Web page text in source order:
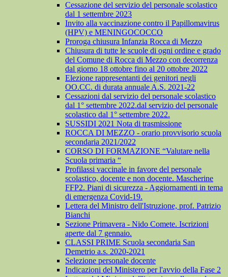
Cessazione del servizio del personale scolastico
dal 1 settembre 2023
Invito alla vaccinazione contro il Papillomavirus
(HPV) e MENINGOCOCCO
Proroga chiusura Infanzia Rocca di Mezzo
Chiusura di tutte le scuole di ogni ordine e grado
del Comune di Rocca di Mezzo con decorrenza
dal giorno 18 ottobre fino al 20 ottobre 2022
Elezione rappresentanti dei genitori negli
OO.CC. di durata annuale A.S. 2021-22
Cessazioni dal servizio del personale scolastico
dal 1° settembre 2022.dal servizio del personale
scolastico dal 1° settembre 2022.
SUSSIDI 2021 Nota di trasmissione
ROCCA DI MEZZO - orario provvisorio scuola
secondaria 2021/2022
CORSO DI FORMAZIONE “Valutare nella
Scuola primaria “
Profilassi vaccinale in favore del personale
scolastico, docente e non docente. Mascherine
FFP2. Piani di sicurezza - Aggiornamenti in tema
di emergenza Covid-19.
Lettera del Ministro dell'Istruzione, prof. Patrizio
Bianchi
Sezione Primavera - Nido Comete. Iscrizioni
aperte dal 7 gennaio.
CLASSI PRIME Scuola secondaria San
Demetrio a.s. 2020-2021
Selezione personale docente
Indicazioni del Ministero per l'avvio della Fase 2